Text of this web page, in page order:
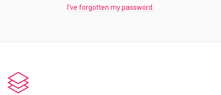
I've forgotten my password.